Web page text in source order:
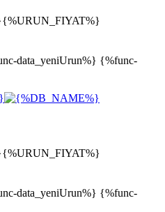
{%URUN_FIYAT%}
data_yeniUrun%} {%func-
{%URUN_FIYAT%}
data_yeniUrun%} {%func-